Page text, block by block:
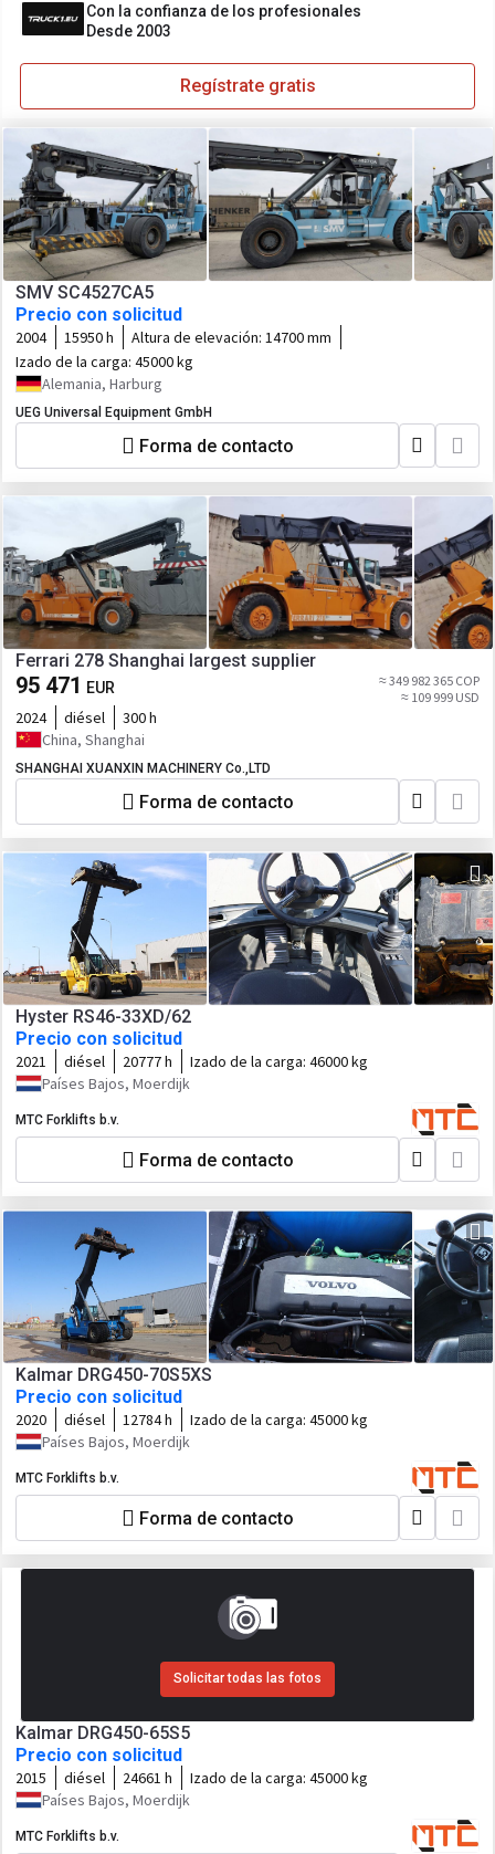
Con la confianza de los profesionales
Desde 2003
Regístrate gratis
SMV SC4527CA5
Precio con solicitud
2004 15950 h Altura de elevación: 14700 mm
Izado de la carga: 45000 kg
Alemania, Harburg
UEG Universal Equipment GmbH
Forma de contacto
Ferrari 278 Shanghai largest supplier
95 471 EUR
≈ 349 982 365 COP
≈ 109 999 USD
2024 diésel
300 h
China, Shanghai
SHANGHAI XUANXIN MACHINERY Co.,LTD
Forma de contacto
Hyster RS46-33XD/62
Precio con solicitud
2021 diésel 20777 h Izado de la carga: 46000 kg
Países Bajos, Moerdijk
MTC Forklifts b.v.
Forma de contacto
Kalmar DRG450-70S5XS
Precio con solicitud
2020 diésel 12784 h Izado de la carga: 45000 kg
Países Bajos, Moerdijk
MTC Forklifts b.v.
Forma de contacto
Solicitar todas las fotos
Kalmar DRG450-65S5
Precio con solicitud
2015 diésel 24661 h Izado de la carga: 45000 kg
Países Bajos, Moerdijk
MTC Forklifts b.v.